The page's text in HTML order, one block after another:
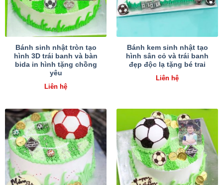
Bánh sinh nhật tròn tạo
hình 3D trái banh và bàn
bida in hình tặng chồng
yêu
Liên hệ
Bánh kem sinh nhật tạo
hình sân cỏ và trái banh
đẹp độc lạ tặng bé trai
Liên hệ